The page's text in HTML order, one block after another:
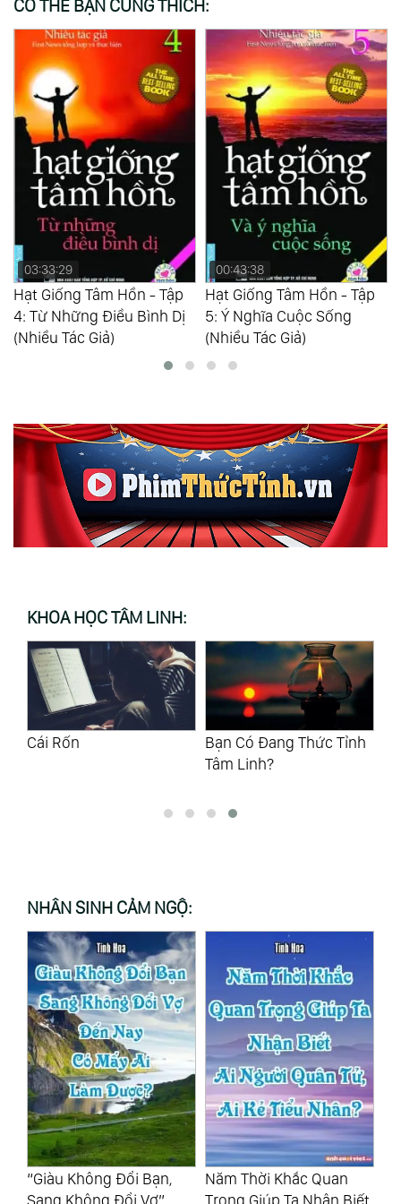
CÓ THỂ BẠN CŨNG THÍCH:
03:33:29
Hạt Giống Tâm Hồn - Tập
4: Từ Những Điều Bình Dị
(Nhiều Tác Giả)
00:43:38
Hạt Giống Tâm Hồn - Tập
5: Ý Nghĩa Cuộc Sống
(Nhiều Tác Giả)
KHOA HỌC TÂM LINH:
Cái Rốn
Bạn Có Đang Thức Tỉnh
Tâm Linh?
NHÂN SINH CẢM NGỘ:
Năm Thời Khắc Quan
Trọng Giúp Ta Nhận Biết
Đạm Bạc Là Một Loại Mỹ
Đức, Một Loại Trưởng